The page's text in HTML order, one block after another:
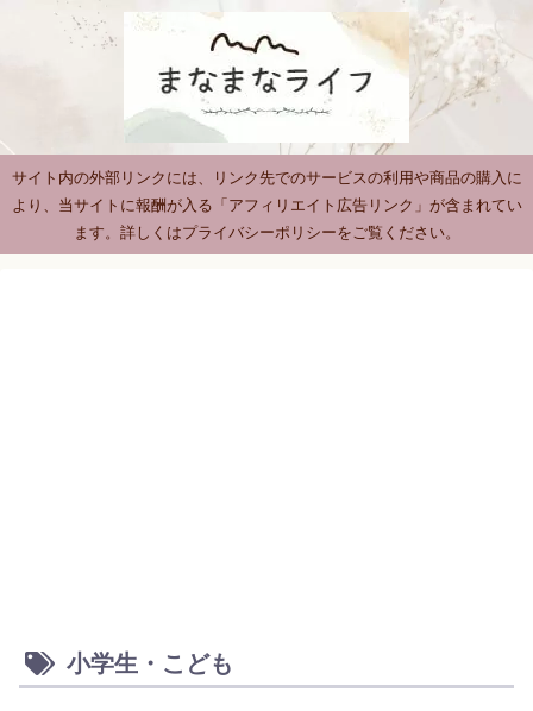
サイト内の外部リンクには、リンク先でのサービスの利用や商品の購入に
より、当サイトに報酬が入る「アフィリエイト広告リンク」が含まれてい
ます。詳しくはプライバシーポリシーをご覧ください。
小学生・こども